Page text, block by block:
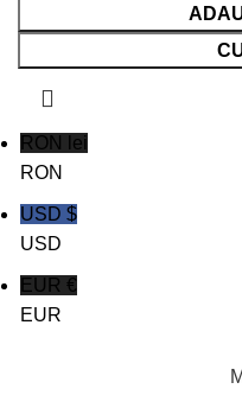
RON lei
RON
USD $
USD
EUR €
EUR